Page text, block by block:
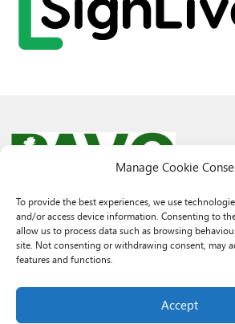
Manage Cookie
To provide the best experiences, we use
and/or access device information. Consenting to
allow us to process data such as browsing
site. Not consenting or withdrawing consent, may
features and functions.
Accept
© 2026 PAVO all rights reserved.
Rhif Elusen Gofrestredig: 1069557. Cwmni
3522144. Wedi ei gofrestru yng Nghymru.
3522144. Registered in Wales